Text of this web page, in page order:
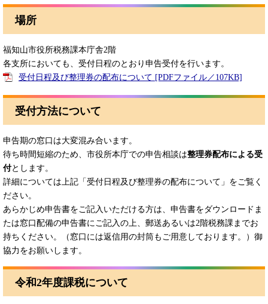
場所
福知山市役所税務課本庁舎2階
各支所においても、受付日程のとおり申告受付を行います。
受付日程及び整理券の配布について [PDFファイル／107KB]
受付方法について
申告期の窓口は大変混み合います。
待ち時間短縮のため、市役所本庁での申告相談は整理券配布による受
付とします。
詳細については上記「受付日程及び整理券の配布について」をご覧く
ださい。
あらかじめ申告書をご記入いただける方は、申告書をダウンロードま
たは窓口配備の申告書にご記入の上、郵送あるいは2階税務課までお
持ちください。（窓口には返信用の封筒もご用意しております。）御
協力をお願いします。
令和2年度課税について